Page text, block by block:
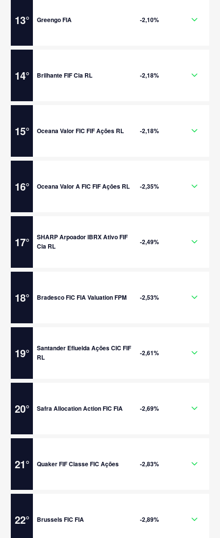
13° Greengo FIA -2,10%
14° Brilhante FIF Cia RL -2,18%
15° Oceana Valor FIC FIF Ações RL -2,18%
16° Oceana Valor A FIC FIF Ações RL -2,35%
17°
SHARP Arpoador IBRX Ativo FIF
Cia RL
-2,49%
18° Bradesco FIC FIA Valuation FPM -2,53%
19°
Santander Efluelda Ações CIC FIF
RL
-2,61%
20° Safra Allocation Action FIC FIA -2,69%
21° Quaker FIF Classe FIC Ações -2,83%
22° Brussels FIC FIA -2,89%